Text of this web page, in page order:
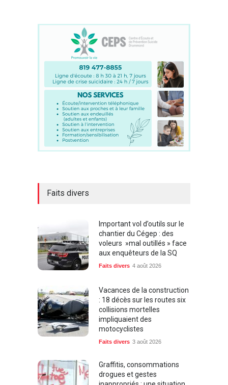
Faits divers
Important vol d’outils sur le
chantier du Cégep : des
voleurs »mal outillés » face
aux enquêteurs de la SQ
4 août 2026
Vacances de la construction
: 18 décès sur les routes six
collisions mortelles
impliquaient des
motocyclistes
3 août 2026
Graffitis, consommations
drogues et gestes
inappropriés : une situation